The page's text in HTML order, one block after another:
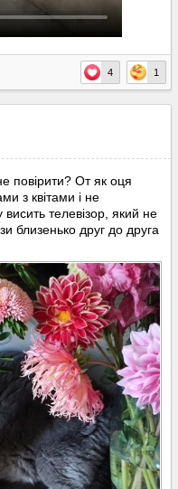
4 1
повірити? От як оця
з квітами і не
телевізор, який не
близенько друг до друга